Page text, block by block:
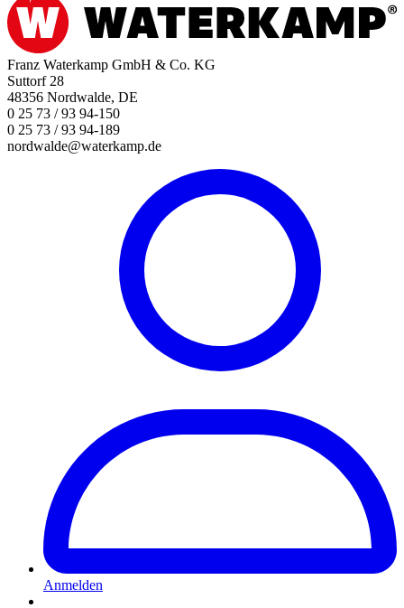
Franz Waterkamp GmbH & Co. KG
Suttorf 28
48356 Nordwalde, DE
0 25 73 / 93 94-150
0 25 73 / 93 94-189
nordwalde@waterkamp.de
Anmelden